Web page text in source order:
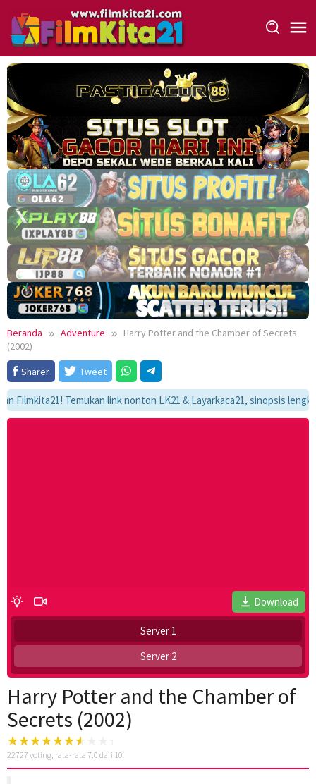
konten
Beranda Adventure
Harry Potter and the Chamber of Secrets
(2002)
Sharer
Tweet
Temukan link nonton LK21 & Layarkaca21, sinopsis
Download
Server 1
Server 2
Harry Potter and the Chamber of
Secrets (2002)
22727 voting, rata-rata 7.0 dari 10